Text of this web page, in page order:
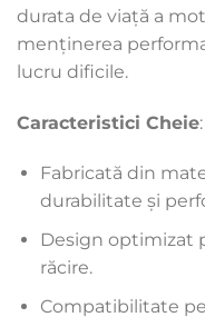
durata de viață a
menținerea
lucru dificile.
Caracteristici Cheie:
Fabricată din
durabilitate și
Design optimizat
răcire.
Compatibilitate